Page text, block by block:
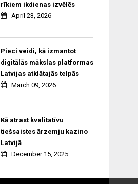
rīkiem ikdienas izvēlēs
April 23, 2026
Pieci veidi, kā izmantot
digitālās mākslas platformas
Latvijas atklātajās telpās
March 09, 2026
Kā atrast kvalitatīvu
tiešsaistes ārzemju kazino
Latvijā
December 15, 2025